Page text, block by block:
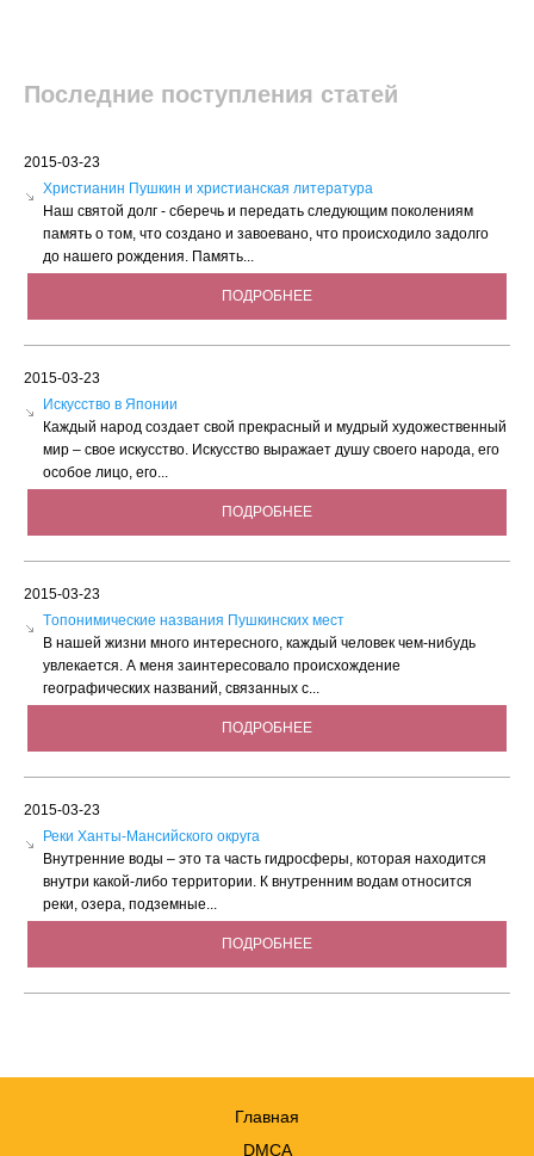
Последние поступления статей
2015-03-23
Христианин Пушкин и христианская литература
Наш святой долг - сберечь и передать следующим поколениям
память о том, что создано и завоевано, что происходило задолго
до нашего рождения. Память...
ПОДРОБНЕЕ
2015-03-23
Искусство в Японии
Каждый народ создает свой прекрасный и мудрый художественный
мир – свое искусство. Искусство выражает душу своего народа, его
особое лицо, его...
ПОДРОБНЕЕ
2015-03-23
Tопонимические названия Пушкинских мест
В нашей жизни много интересного, каждый человек чем-нибудь
увлекается. А меня заинтересовало происхождение
географических названий, связанных с...
ПОДРОБНЕЕ
2015-03-23
Реки Ханты-Мансийского округа
Внутренние воды – это та часть гидросферы, которая находится
внутри какой-либо территории. К внутренним водам относится
реки, озера, подземные...
ПОДРОБНЕЕ
Главная
DMCA